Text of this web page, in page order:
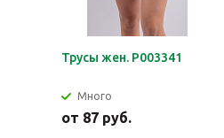
Трусы жен. Р003341
Много
от 87 руб.